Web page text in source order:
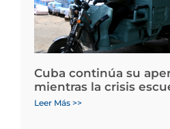
Cuba continúa su
mientras la crisis
Leer Más >>